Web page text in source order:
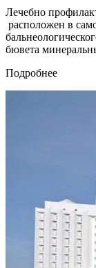
Лечебно
расположен в
бювета
Подробнее